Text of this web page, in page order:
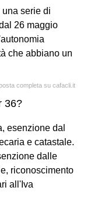
una serie di
26 maggio
che abbiano un
completa su cafacli.it
36?
esenzione dal
e catastale.
dalle
riconoscimento
all'Iva